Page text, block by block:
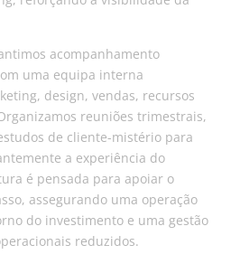
acompanhamento
uma equipa interna
design, vendas, recursos
reuniões trimestrais,
de cliente-mistério para
a experiência do
é pensada para apoiar o
assegurando uma operação
do investimento e uma gestão
reduzidos.